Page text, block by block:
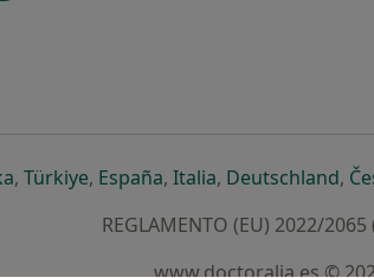
se abre en una nueva pestaña
, Türkiyese abre en una nueva pestaña
, Españase abre en una nueva
, Italiase abre en una
, Deutschlandse
,
REGLAMENTO (EU) 2022/
www.doctoralia.es ©